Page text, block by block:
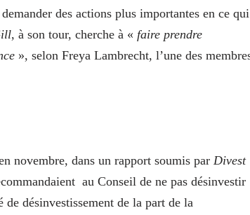
des actions plus importantes en ce qui
, à son tour, cherche à « faire prendre
», selon Freya Lambrecht, l’une des
novembre, dans un rapport soumis par Divest
au Conseil de ne pas désinvestir
désinvestissement de la part de la